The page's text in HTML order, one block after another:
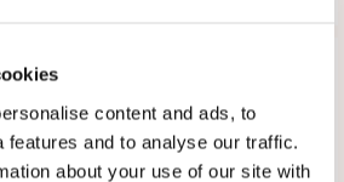
content and ads, to
features and to analyse our traffic.
about your use of our site with
Recensioner
har inga recensioner
Skriv en recension